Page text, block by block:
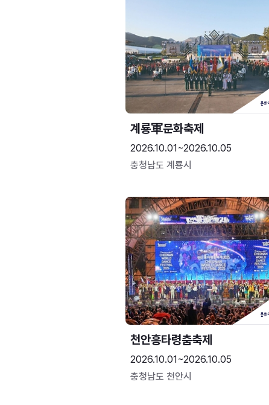
2026.10.01~2026.10.05
충청남도 계룡시
천안흥타령춤축제
2026.10.01~2026.10.05
충청남도 천안시